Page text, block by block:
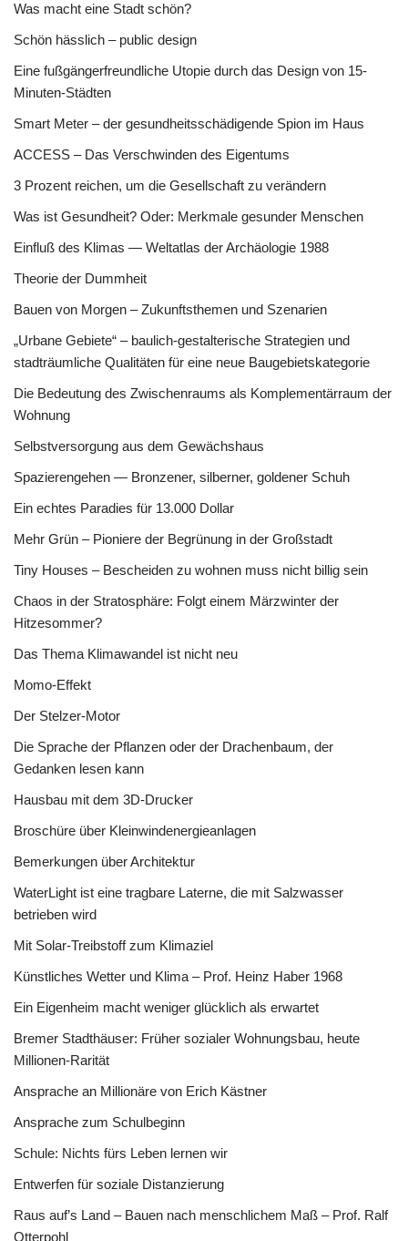
Was macht eine Stadt schön?
Schön hässlich – public design
Eine fußgängerfreundliche Utopie durch das Design von 15-
Minuten-Städten
Smart Meter – der gesundheitsschädigende Spion im Haus
ACCESS – Das Verschwinden des Eigentums
3 Prozent reichen, um die Gesellschaft zu verändern
Was ist Gesundheit? Oder: Merkmale gesunder Menschen
Einfluß des Klimas — Weltatlas der Archäologie 1988
Theorie der Dummheit
Bauen von Morgen – Zukunftsthemen und Szenarien
„Urbane Gebiete“ – baulich-gestalterische Strategien und
stadträumliche Qualitäten für eine neue Baugebietskategorie
Die Bedeutung des Zwischenraums als Komplementärraum der
Wohnung
Selbstversorgung aus dem Gewächshaus
Spazierengehen — Bronzener, silberner, goldener Schuh
Ein echtes Paradies für 13.000 Dollar
Mehr Grün – Pioniere der Begrünung in der Großstadt
Tiny Houses – Bescheiden zu wohnen muss nicht billig sein
Chaos in der Stratosphäre: Folgt einem Märzwinter der
Hitzesommer?
Das Thema Klimawandel ist nicht neu
Momo-Effekt
Der Stelzer-Motor
Die Sprache der Pflanzen oder der Drachenbaum, der
Gedanken lesen kann
Hausbau mit dem 3D-Drucker
Broschüre über Kleinwindenergieanlagen
Bemerkungen über Architektur
WaterLight ist eine tragbare Laterne, die mit Salzwasser
betrieben wird
Mit Solar-Treibstoff zum Klimaziel
Künstliches Wetter und Klima – Prof. Heinz Haber 1968
Ein Eigenheim macht weniger glücklich als erwartet
Bremer Stadthäuser: Früher sozialer Wohnungsbau, heute
Millionen-Rarität
Ansprache an Millionäre von Erich Kästner
Ansprache zum Schulbeginn
Schule: Nichts fürs Leben lernen wir
Entwerfen für soziale Distanzierung
Raus auf’s Land – Bauen nach menschlichem Maß – Prof. Ralf
Otterpohl